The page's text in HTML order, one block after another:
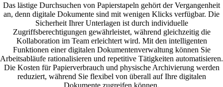
Das lästige Durchsuchen von Papierstapeln gehört der Vergangenheit
an, denn digitale Dokumente sind mit wenigen Klicks verfügbar. Die
Sicherheit Ihrer Unterlagen ist durch individuelle
Zugriffsberechtigungen gewährleistet, während gleichzeitig die
Kollaboration im Team erleichtert wird. Mit den intelligenten
Funktionen einer digitalen Dokumentenverwaltung können Sie
Arbeitsabläufe rationalisieren und repetitive Tätigkeiten automatisieren.
Die Kosten für Papierverbrauch und physische Archivierung werden
reduziert, während Sie flexibel von überall auf Ihre digitalen
Dokumente zugreifen können.